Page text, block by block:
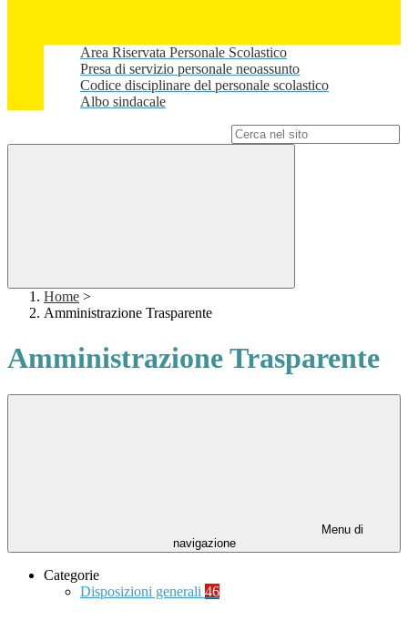
Area Riservata Personale Scolastico
Presa di servizio personale neoassunto
Codice disciplinare del personale scolastico
Albo sindacale
Home >
Amministrazione Trasparente
Amministrazione Trasparente
Menu di
navigazione
Categorie
Disposizioni generali 46